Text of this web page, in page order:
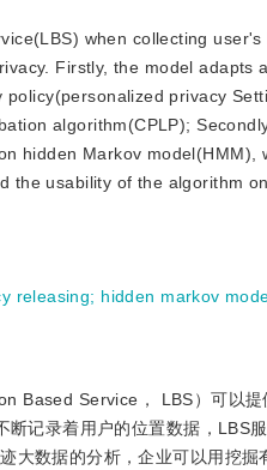
when collecting
Firstly, the model adapts
privacy
algorithm(CPLP);
hidden Markov model(HMM),
the usability of the algorithm
releasing; hidden markov
Based Service， LBS）可以
记录着用户的位置数据，LBS
大数据的分析，企业可以用挖